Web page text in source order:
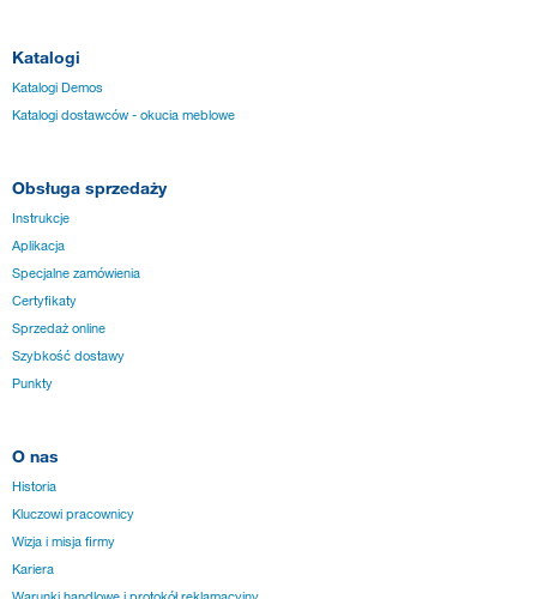
Katalogi
Katalogi Demos
Katalogi dostawców - okucia meblowe
Obsługa sprzedaży
Instrukcje
Aplikacja
Specjalne zamówienia
Certyfikaty
Sprzedaż online
Szybkość dostawy
Punkty
O nas
Historia
Kluczowi pracownicy
Wizja i misja firmy
Kariera